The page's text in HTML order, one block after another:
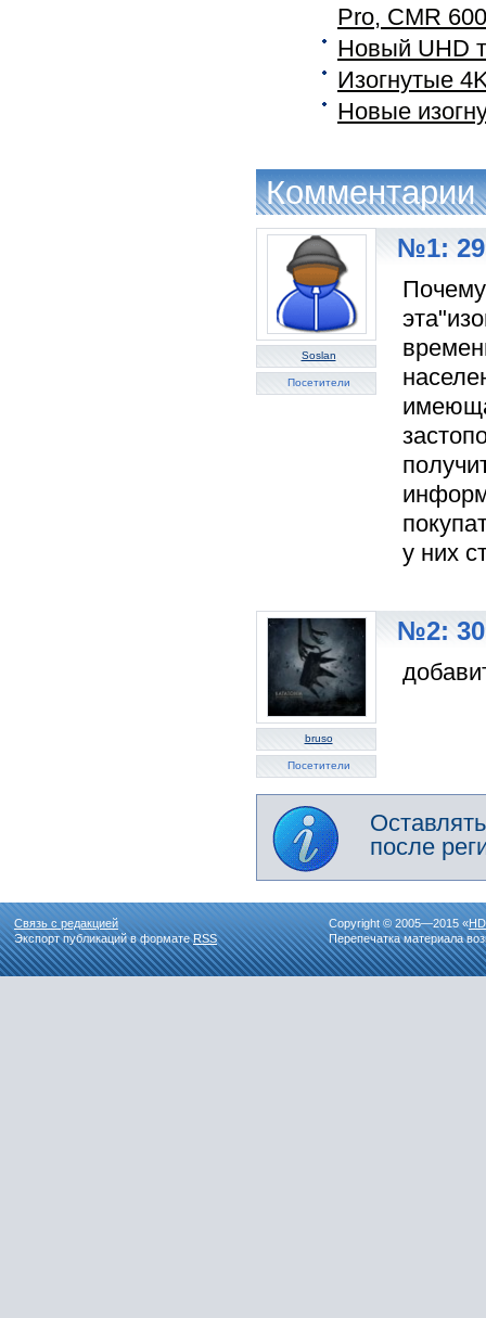
Pro, CMR 600
Новый UHD
Изогнутые
Новые
Комментарии
Soslan
Посетители
№1: 29
у них
bruso
Посетители
№2: 30
после
Связь с редакцией
Экспорт публикаций в форматеRSS
Copyright © 2005—2015 «
Перепечатка материала